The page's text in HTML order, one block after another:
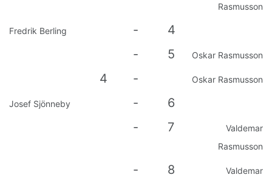
Rasmusson
Fredrik Berling -
4
-
5 Oskar Rasmusson
4 - Oskar Rasmusson
Josef Sjönneby -
6
-
7
Valdemar
Rasmusson
- 8
Valdemar